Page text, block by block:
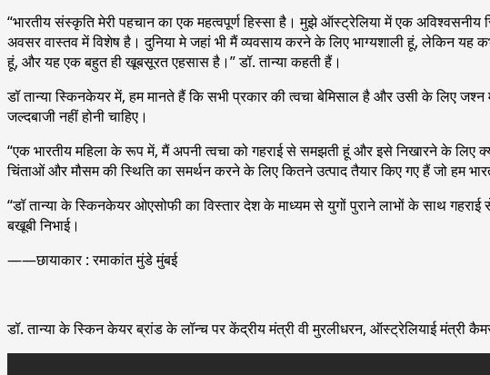
“भारतीय संस्कृति मेरी पहचान का एक महत्वपूर्ण हिस्सा है। मुझे ऑस्ट्रेलिया में एक
अवसर वास्तव में विशेष है। दुनिया मे जहां भी मैं व्यवसाय करने के लिए भाग्यशाली हूं, लेकिन
हूं, और यह एक बहुत ही खूबसूरत एहसास है।” डॉ. तान्या कहती हैं।
डॉ तान्या स्किनकेयर में, हम मानते हैं कि सभी प्रकार की त्वचा बेमिसाल है और उसी के लिए
जल्दबाजी नहीं होनी चाहिए।
“एक भारतीय महिला के रूप में, मैं अपनी त्वचा को गहराई से समझती हूं और इसे निखारने के लिए
चिंताओं और मौसम की स्थिति का समर्थन करने के लिए कितने उत्पाद तैयार किए गए हैं जो हम
“डॉ तान्या के स्किनकेयर ओएसोफी का विस्तार देश के माध्यम से युगों पुराने लाभों के साथ
बखूबी निभाई।
——छायाकार : रमाकांत मुंडे मुंबई
डॉ. तान्या के स्किन केयर ब्रांड के लॉन्च पर केंद्रीय मंत्री वी मुरलीधरन, ऑस्ट्रेलियाई